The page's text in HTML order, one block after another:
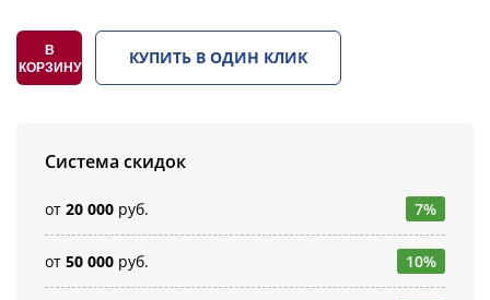
В
КОРЗИНУ
КУПИТЬ В ОДИН КЛИК
Система скидок
от 20 000 руб. 7%
от 50 000 руб. 10%